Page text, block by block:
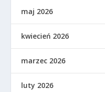
maj 2026
kwiecień 2026
marzec 2026
luty 2026